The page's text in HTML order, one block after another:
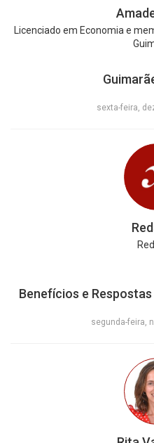
Licenciado em Economia e
sexta-feira,
Benefícios e
segunda-feira,